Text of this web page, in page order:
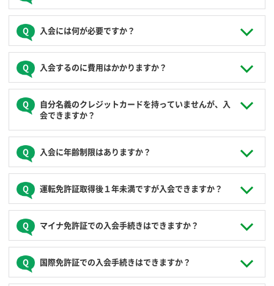
個人で入会する場合、パソコン、スマートフォンからインタ
ーネットでのお申込みとなります。ご不明点がある場合はコ
ールセンター（0120-310-950）までお問い合わせください。
法人で入会する場合、登録する運転者が５名様程度の場合は
インターネットでお申し込みください。登録する運転者が大
勢いたり、部署がまたがったりするような場合は、コールセ
ンター（0120-310-950 ）までお問い合わせください。弊社営
業より直接ご連絡させていただきます。
※利用会員限定のステーション（マンション等）に入会の場
合は、キャンペーンコードの入力が必要となります。
ステーション運営事業者様もしくはコールセンター（0120-
310-950）までお問い合わせください。
入会には何が必要ですか？
入会手続きをされる前に、事前に以下をご用意ください。
運転免許証のデジタル画像（表裏面とも）
他に運転される方を同時に登録する場合は、その方のデジ
タル画像もご用意ください。
利用料金お支払い用のクレジットカード
VISA・Master Card・JCB・Diners Club・American
Expressがご利用できます。デビットカード、Vプリカ、各
種電子マネーは登録できません。
もしくは代表者様個人名義のクレジットカードとなりま
す。
入会するのに費用はかかりますか？
入会金※や月会費、年会費などは一切かかりませんので、ご
利用がなければ費用は発生しません。
※JoyCaではお客様の運転免許証がICカードとして利用でき
JoyCaオリジナルカードをご希望の場合には、カード発行
手数料がかかります。
自分名義のクレジットカードを持っていませんが、入
会できますか？
ご自分名義以外のクレジットカードでは入会できません。ご
自分名義のクレジットカードをご用意ください。
が申込人（主会員）となるようお申込みください。ご家族の
利用料金も、ご登録のクレジットカードでのお支払いとなり
ます。
入会に年齢制限はありますか？
年齢制限はありません。
運転免許証取得後１年未満ですが入会できますか？
有効な運転免許証をお持ちであれば入会できます。
初心者マークはクルマに搭載しておりませんので、ご利用時
マイナ免許証での入会手続きはできますか？
JoyCaへの入会申込みは、従来の運転免許証のみの受付とな
ります。
国際免許証での入会手続きはできますか？